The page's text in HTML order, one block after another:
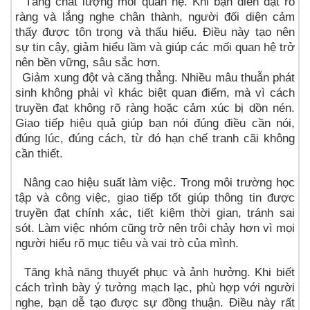
ràng và lắng nghe chân thành, người đối diện cảm
thấy được tôn trọng và thấu hiểu. Điều này tạo nên
sự tin cậy, giảm hiểu lầm và giúp các mối quan hệ trở
nên bền vững, sâu sắc hơn.
Giảm xung đột và căng thẳng. Nhiều mâu thuẫn phát
sinh không phải vì khác biệt quan điểm, mà vì cách
truyền đạt không rõ ràng hoặc cảm xúc bị dồn nén.
Giao tiếp hiệu quả giúp bạn nói đúng điều cần nói,
đúng lúc, đúng cách, từ đó hạn chế tranh cãi không
cần thiết.
Nâng cao hiệu suất làm việc. Trong môi trường học
tập và công việc, giao tiếp tốt giúp thông tin được
truyền đạt chính xác, tiết kiệm thời gian, tránh sai
sót. Làm việc nhóm cũng trở nên trôi chảy hơn vì mọi
người hiểu rõ mục tiêu và vai trò của mình.
Tăng khả năng thuyết phục và ảnh hưởng. Khi biết
cách trình bày ý tưởng mạch lạc, phù hợp với người
nghe, bạn dễ tạo được sự đồng thuận. Điều này rất